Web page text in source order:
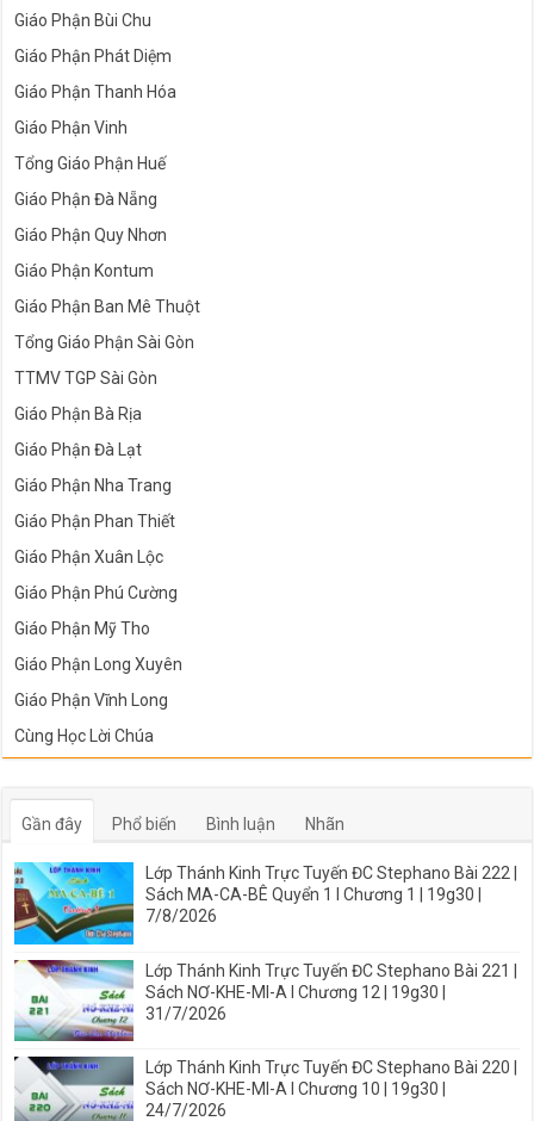
Giáo Phận Bùi Chu
Giáo Phận Phát Diệm
Giáo Phận Thanh Hóa
Giáo Phận Vinh
Tổng Giáo Phận Huế
Giáo Phận Đà Nẵng
Giáo Phận Quy Nhơn
Giáo Phận Kontum
Giáo Phận Ban Mê Thuột
Tổng Giáo Phận Sài Gòn
TTMV TGP Sài Gòn
Giáo Phận Bà Rịa
Giáo Phận Đà Lạt
Giáo Phận Nha Trang
Giáo Phận Phan Thiết
Giáo Phận Xuân Lộc
Giáo Phận Phú Cường
Giáo Phận Mỹ Tho
Giáo Phận Long Xuyên
Giáo Phận Vĩnh Long
Cùng Học Lời Chúa
Gần đây Phổ biến Bình luận Nhãn
Lớp Thánh Kinh Trực Tuyến ĐC Stephano Bài 222 |
Sách MA-CA-BÊ Quyển 1 I Chương 1 | 19g30 |
7/8/2026
Lớp Thánh Kinh Trực Tuyến ĐC Stephano Bài 221 |
Sách NƠ-KHE-MI-A I Chương 12 | 19g30 |
31/7/2026
Lớp Thánh Kinh Trực Tuyến ĐC Stephano Bài 220 |
Sách NƠ-KHE-MI-A I Chương 10 | 19g30 |
24/7/2026